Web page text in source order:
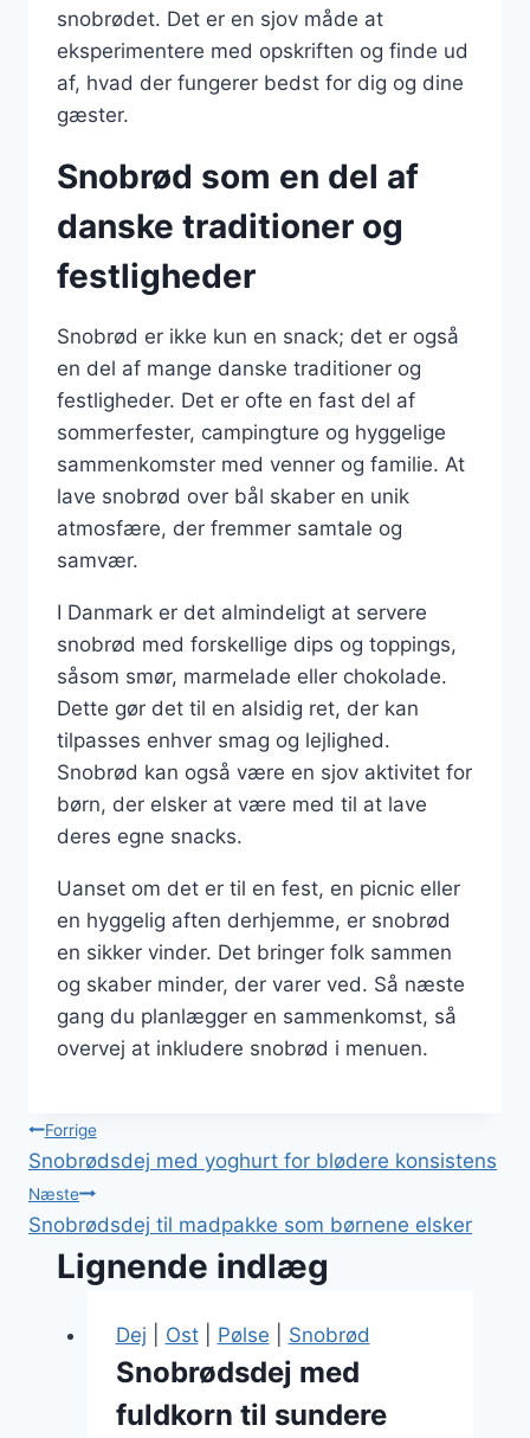
snobrødet. Det er en sjov måde at
eksperimentere med opskriften og finde ud
af, hvad der fungerer bedst for dig og dine
gæster.
Snobrød som en del af
danske traditioner og
festligheder
Snobrød er ikke kun en snack; det er også
en del af mange danske traditioner og
festligheder. Det er ofte en fast del af
sommerfester, campingture og hyggelige
sammenkomster med venner og familie. At
lave snobrød over bål skaber en unik
atmosfære, der fremmer samtale og
samvær.
I Danmark er det almindeligt at servere
snobrød med forskellige dips og toppings,
såsom smør, marmelade eller chokolade.
Dette gør det til en alsidig ret, der kan
tilpasses enhver smag og lejlighed.
Snobrød kan også være en sjov aktivitet for
børn, der elsker at være med til at lave
deres egne snacks.
Uanset om det er til en fest, en picnic eller
en hyggelig aften derhjemme, er snobrød
en sikker vinder. Det bringer folk sammen
og skaber minder, der varer ved. Så næste
gang du planlægger en sammenkomst, så
overvej at inkludere snobrød i menuen.
Indlægsnavigation
Forrige
Snobrødsdej med yoghurt for blødere konsistens
Næste
Snobrødsdej til madpakke som børnene elsker
Lignende indlæg
Dej Ost| Pølse Snobrød
Snobrødsdej med
fuldkorn til sundere